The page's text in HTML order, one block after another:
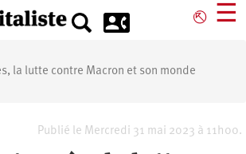
⎋ ☰
la lutte contre Macron et son monde
Publié le Mercredi 31 mai 2023 à 11h00.